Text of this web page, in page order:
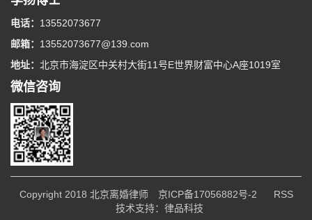
电话： 13552073677
邮箱： 13552073677@139.com
地址： 北京市海淀区中关村大街11号E世界财富中心A座1019室
微信咨询
Copyright 2018 北京离婚律师 京ICP备17056882号-2
RSS
技术支持： 律品科技